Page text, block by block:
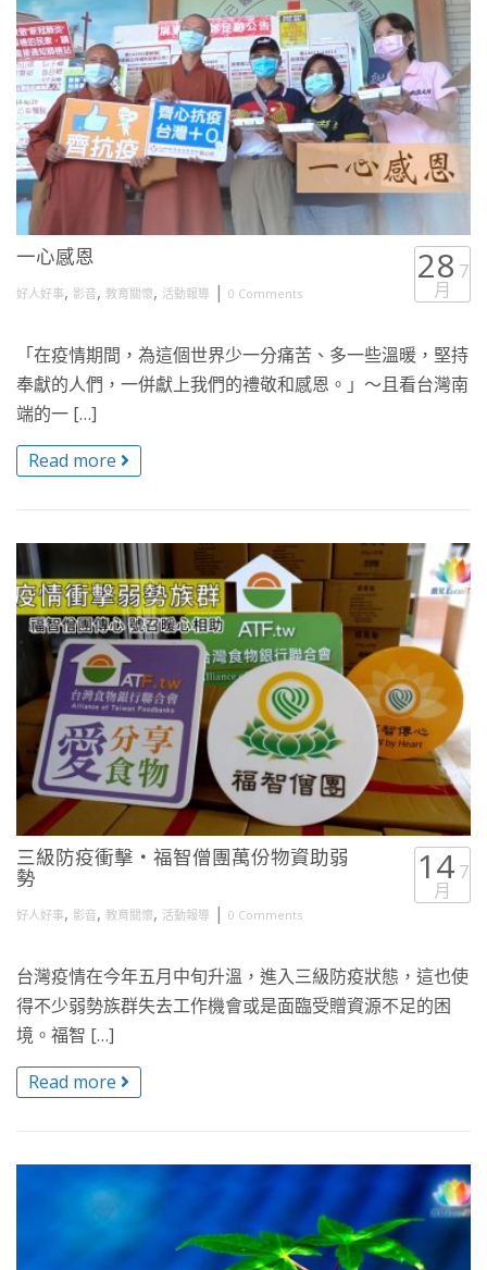
一心感恩
好人好事, 影音, 教育關懷, 活動報導 | 0 Comments
28 7
月
「在疫情期間，為這個世界少一分痛苦、多一些溫暖，堅持
奉獻的人們，一併獻上我們的禮敬和感恩。」～且看台灣南
端的一 […]
Read more
三級防疫衝擊・福智僧團萬份物資助弱
勢
好人好事, 影音, 教育關懷, 活動報導 | 0 Comments
14 7
月
台灣疫情在今年五月中旬升溫，進入三級防疫狀態，這也使
得不少弱勢族群失去工作機會或是面臨受贈資源不足的困
境。福智 […]
Read more